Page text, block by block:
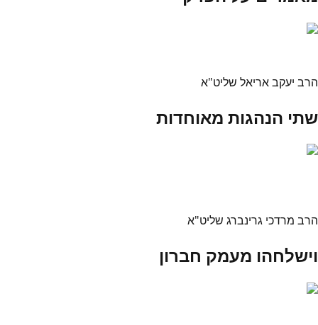
הרב יעקב אריאל שליט"א
שתי הנהגות מאוחדות
הרב מרדכי גרינברג שליט"א
וישלחהו מעמק חברון